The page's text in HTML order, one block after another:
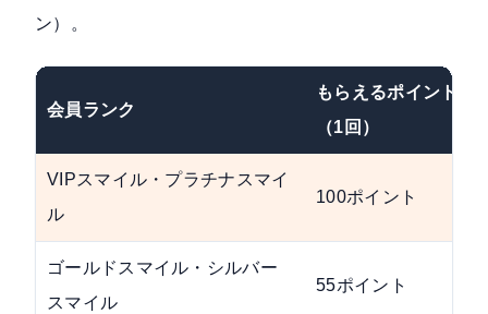
ン）。
会員ランク
もらえるポイント
（1回）
VIPスマイル・プラチナスマイ
ル
100ポイント
ゴールドスマイル・シルバー
スマイル
55ポイント